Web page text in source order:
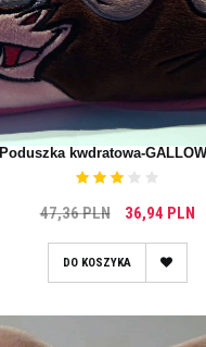
Poduszka kwdratowa-
47,36 PLN 36,94 PLN
DO KOSZYKA